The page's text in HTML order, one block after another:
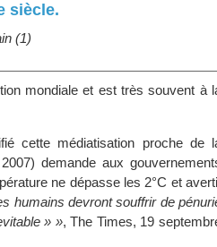
siècle.
(1)
mondiale et est très souvent à
cette médiatisation proche de
demande aux
ne dépasse les 2°C et
humains devront souffrir de
» », The Times, 19